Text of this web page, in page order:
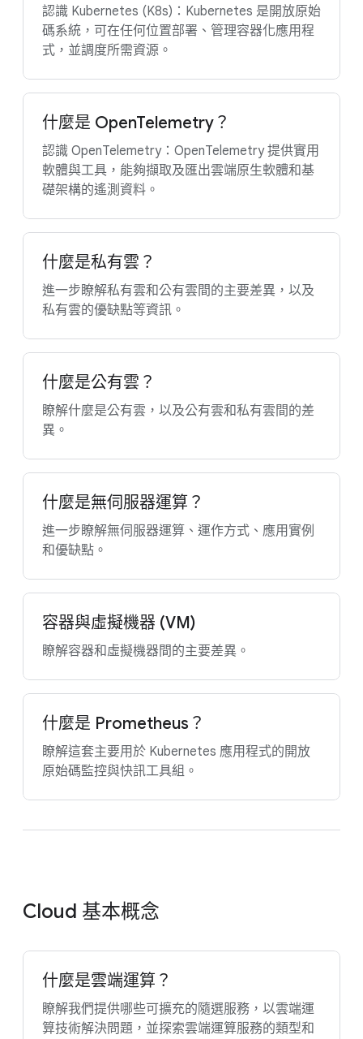
認識 Kubernetes (K8s)：Kubernetes 是開放原始
碼系統，可在任何位置部署、管理容器化應用程
式，並調度所需資源。
什麼是 OpenTelemetry？
認識 OpenTelemetry：OpenTelemetry 提供實用
軟體與工具，能夠擷取及匯出雲端原生軟體和基
礎架構的遙測資料。
什麼是私有雲？
進一步瞭解私有雲和公有雲間的主要差異，以及
私有雲的優缺點等資訊。
什麼是公有雲？
瞭解什麼是公有雲，以及公有雲和私有雲間的差
異。
什麼是無伺服器運算？
進一步瞭解無伺服器運算、運作方式、應用實例
和優缺點。
容器與虛擬機器 (VM)
瞭解容器和虛擬機器間的主要差異。
什麼是 Prometheus？
瞭解這套主要用於 Kubernetes 應用程式的開放
原始碼監控與快訊工具組。
Cloud 基本概念
什麼是雲端運算？
瞭解我們提供哪些可擴充的隨選服務，以雲端運
算技術解決問題，並探索雲端運算服務的類型和